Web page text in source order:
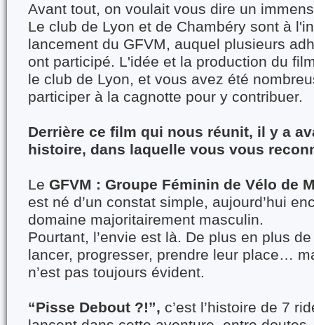
Avant tout, on voulait vous dire un
Le club de Lyon et de Chambéry sont à
lancement du GFVM, auquel plusieurs
ont participé. L'idée et la production du
le club de Lyon, et vous avez été
participer à la cagnotte pour y contribuer.
Derrière ce film qui nous réunit, il y a
histoire, dans laquelle vous vous
Le GFVM : Groupe Féminin de Vélo de
est né d’un constat simple, aujourd’hui
domaine majoritairement masculin.
Pourtant, l’envie est là. De plus en plus
lancer, progresser, prendre leur place…
n’est pas toujours évident.
“Pisse Debout ?!”, c’est l’histoire de 7